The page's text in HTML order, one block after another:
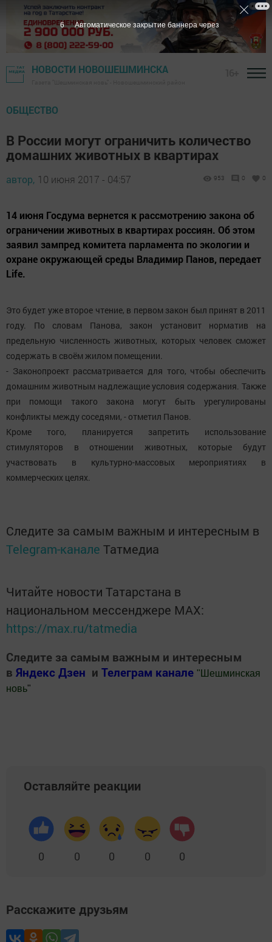
НОВОСТИ НОВОШЕШМИНСКА
ОБЩЕСТВО
В России могут ограничить количество
домашних животных в квартирах
автор, 10 июня 2017 - 04:57 953 0 0
14 июня Госдума вернется к рассмотрению закона об
ограничении животных в квартирах россиян. Об этом
заявил зампред комитета парламента по экологии и
охране окружающей среды Владимир Панов, передает
Life.
Это будет уже второе чтение, в первом закон был принят в 2011
году. По словам Панова, закон установит норматив на
предельную численность животных, которых человек сможет
содержать в своём жилом помещении.
- Законопроект рассматривается для того, чтобы обеспечить
домашним животным надлежащие условия содержания. Также
при помощи такого закона могут быть урегулированы
конфликты между соседями, - отметил Панов.
Кроме того, планируется запретить использование
стимуляторов в отношении животных, которые будут
участвовать в культурно-массовых мероприятиях в
коммерческих целях.
Следите за самым важным и интересным в
Telegram-канале Татмедиа
Читайте новости Татарстана в
национальном мессенджере MАХ:
https://max.ru/tatmedia
Следите за самым важным и интересным
в Яндекс Дзен и Телеграм канале " Шешминская
новь"
Оставляйте реакции
0 0 0 0 0
Расскажите друзьям
5 Автоматическое закрытие баннера через